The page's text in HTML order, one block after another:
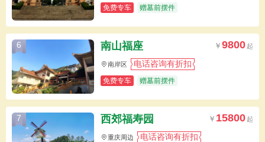
免费专车 赠墓前摆件
6 南山福座 9800
南岸区 电话咨询有折扣
免费专车 赠墓前摆件
7 西郊福寿园 15800
重庆周边 电话咨询有折扣